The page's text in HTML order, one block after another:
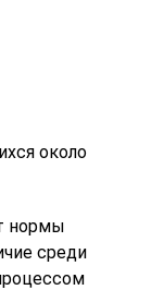
около
нормы
среди